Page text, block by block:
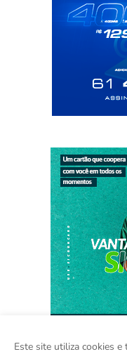
Este site utiliza cookies